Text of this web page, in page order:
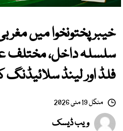
خیبر پختونخوا میں
سلسلہ داخل، مختلف
فلڈ اور لینڈ سلائیڈنگ
منگل 19 مئی 2026
ویب ڈیسک